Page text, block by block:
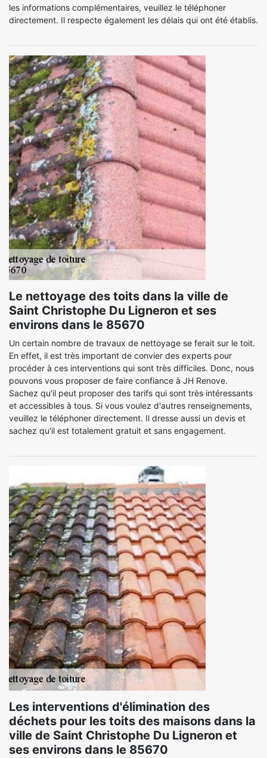
les informations complémentaires, veuillez le téléphoner
directement. Il respecte également les délais qui ont été établis.
Le nettoyage des toits dans la ville de
Saint Christophe Du Ligneron et ses
environs dans le 85670
Un certain nombre de travaux de nettoyage se ferait sur le toit.
En effet, il est très important de convier des experts pour
procéder à ces interventions qui sont très difficiles. Donc, nous
pouvons vous proposer de faire confiance à JH Renove.
Sachez qu'il peut proposer des tarifs qui sont très intéressants
et accessibles à tous. Si vous voulez d'autres renseignements,
veuillez le téléphoner directement. Il dresse aussi un devis et
sachez qu'il est totalement gratuit et sans engagement.
Les interventions d'élimination des
déchets pour les toits des maisons dans la
ville de Saint Christophe Du Ligneron et
ses environs dans le 85670